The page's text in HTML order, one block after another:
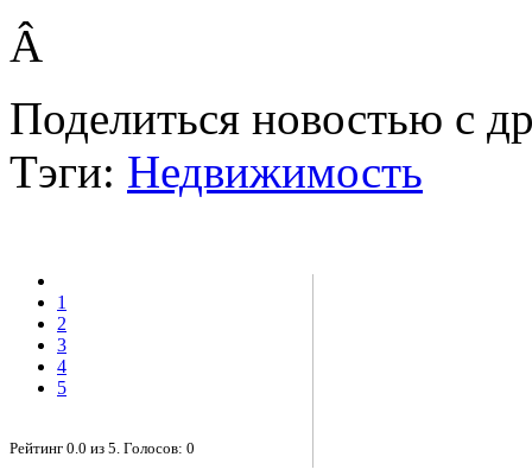
Â
Поделиться новостью с
Тэги: Недвижимость
1
2
3
4
5
Рейтинг 0.0 из 5 . Голосов: 0